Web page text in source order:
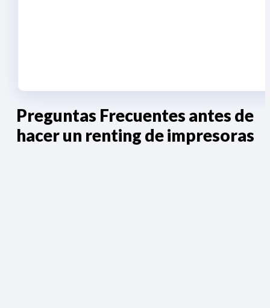
Preguntas Frecuentes antes de
hacer un renting de impresoras